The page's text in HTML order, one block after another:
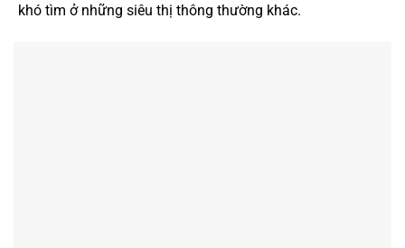
khó tìm ở những siêu thị thông thường khác.